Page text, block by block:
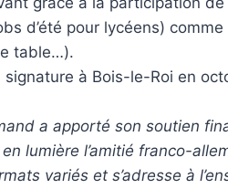
d’été pour lycéens)
table…).
à Bois-le-Roi en
a apporté son soutien
lumière l’amitié franco-
variés et s’adresse à